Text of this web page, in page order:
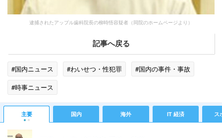
逮捕されたアップル歯科院長の柳時悟容疑者（同院のホームページより）
記事へ戻る
#国内ニュース #わいせつ・性犯罪
#国内の事件・事故
#時事ニュース
主要 国内 海外 IT 経済 ス